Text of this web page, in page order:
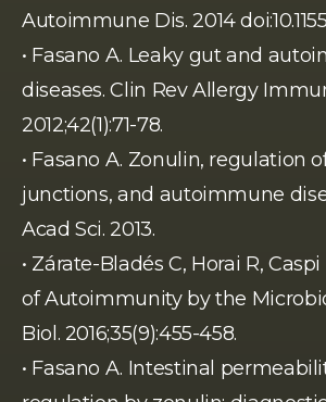
Autoimmune Dis. 2014
• Fasano A. Leaky gut and
diseases. Clin Rev Allergy
2012;42(1):71-78.
• Fasano A. Zonulin, regulation
junctions, and autoimmune
Acad Sci. 2013.
• Zárate-Bladés C, Horai R,
of Autoimmunity by the
Biol. 2016;35(9):455-458.
• Fasano A. Intestinal